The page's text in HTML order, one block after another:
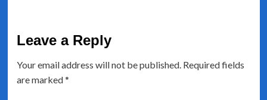
Leave a Reply
Your email address will not be published. Required fields
are marked*